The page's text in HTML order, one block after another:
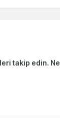
takip edin.